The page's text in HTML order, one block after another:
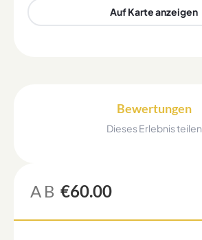
Auf Karte anzeigen
Bewertungen
Dieses Erlebnis teilen
AB €60.00